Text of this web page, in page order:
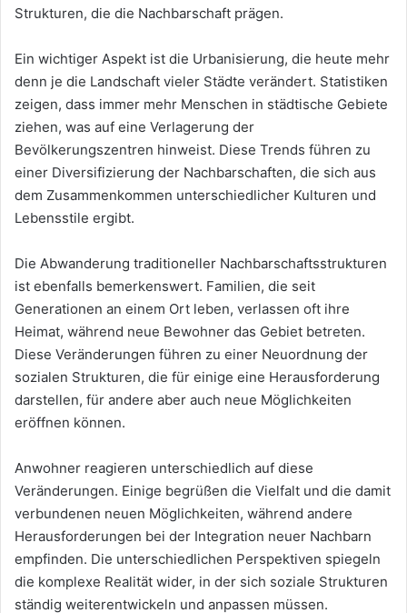
Strukturen, die die Nachbarschaft prägen.
Ein wichtiger Aspekt ist die Urbanisierung, die heute mehr
denn je die Landschaft vieler Städte verändert. Statistiken
zeigen, dass immer mehr Menschen in städtische Gebiete
ziehen, was auf eine Verlagerung der
Bevölkerungszentren hinweist. Diese Trends führen zu
einer Diversifizierung der Nachbarschaften, die sich aus
dem Zusammenkommen unterschiedlicher Kulturen und
Lebensstile ergibt.
Die Abwanderung traditioneller Nachbarschaftsstrukturen
ist ebenfalls bemerkenswert. Familien, die seit
Generationen an einem Ort leben, verlassen oft ihre
Heimat, während neue Bewohner das Gebiet betreten.
Diese Veränderungen führen zu einer Neuordnung der
sozialen Strukturen, die für einige eine Herausforderung
darstellen, für andere aber auch neue Möglichkeiten
eröffnen können.
Anwohner reagieren unterschiedlich auf diese
Veränderungen. Einige begrüßen die Vielfalt und die damit
verbundenen neuen Möglichkeiten, während andere
Herausforderungen bei der Integration neuer Nachbarn
empfinden. Die unterschiedlichen Perspektiven spiegeln
die komplexe Realität wider, in der sich soziale Strukturen
ständig weiterentwickeln und anpassen müssen.